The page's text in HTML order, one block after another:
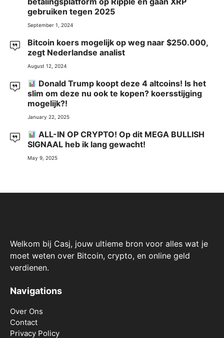
gebruiken tegen 2025
September 1, 2024
Bitcoin koers mogelijk op weg naar $250.000,
zegt Nederlandse analist
August 12, 2024
Donald Trump koopt deze 4 altcoins! Is het
slim om deze nu ook te kopen? koersstijging
mogelijk?!
January 22, 2025
ALL-IN OP CRYPTO! Op dit MEGA BULLISH
SIGNAAL heb ik lang gewacht!
May 9, 2025
Welkom bij Casj, jouw ultieme bron voor alles wat je
moet weten over Bitcoin, crypto, en online geld
verdienen.
Navigations
Over Ons
Contact
Privacy Policy